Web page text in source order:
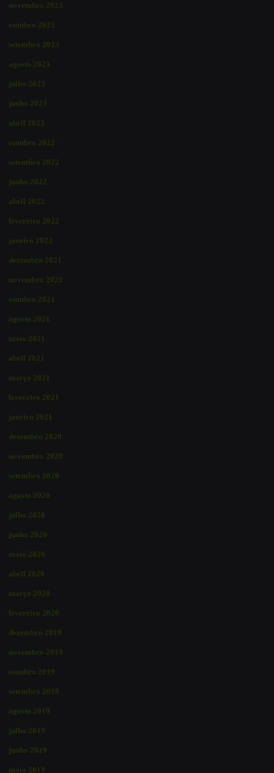
novembro 2023
outubro 2023
setembro 2023
agosto 2023
julho 2023
junho 2023
abril 2023
outubro 2022
setembro 2022
junho 2022
abril 2022
fevereiro 2022
janeiro 2022
dezembro 2021
novembro 2021
outubro 2021
agosto 2021
maio 2021
abril 2021
março 2021
fevereiro 2021
janeiro 2021
dezembro 2020
novembro 2020
setembro 2020
agosto 2020
julho 2020
junho 2020
maio 2020
abril 2020
março 2020
fevereiro 2020
dezembro 2019
novembro 2019
outubro 2019
setembro 2019
agosto 2019
julho 2019
junho 2019
maio 2019